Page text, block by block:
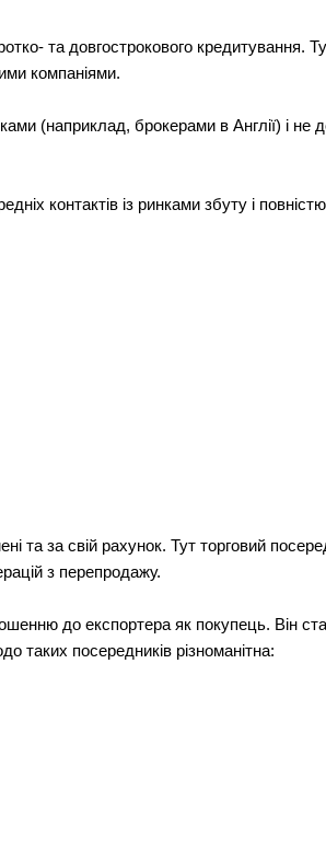
та довгострокового кредитування.
компаніями.
(наприклад, брокерами в Англії) і не
контактів із ринками збуту і
та за свій рахунок. Тут торговий
з перепродажу.
до експортера як покупець. Він
таких посередників різноманітна: